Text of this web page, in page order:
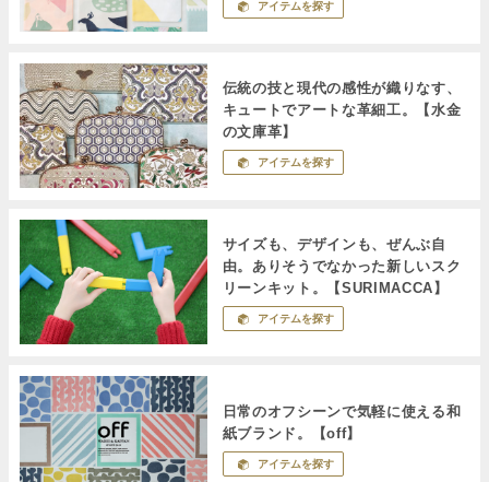
アイテムを探す
伝統の技と現代の感性が織りなす、
キュートでアートな革細工。【水金
の文庫革】
アイテムを探す
サイズも、デザインも、ぜんぶ自
由。ありそうでなかった新しいスク
リーンキット。【SURIMACCA】
アイテムを探す
日常のオフシーンで気軽に使える和
紙ブランド。【off】
アイテムを探す